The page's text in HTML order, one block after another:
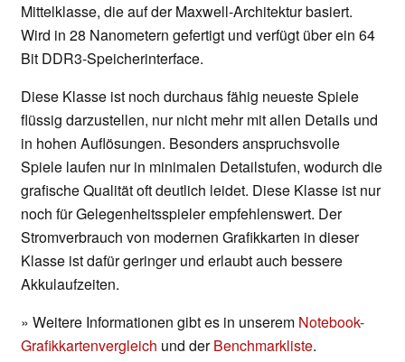
Mittelklasse, die auf der Maxwell-Architektur basiert.
Wird in 28 Nanometern gefertigt und verfügt über ein 64
Bit DDR3-Speicherinterface.
Diese Klasse ist noch durchaus fähig neueste Spiele
flüssig darzustellen, nur nicht mehr mit allen Details und
in hohen Auflösungen. Besonders anspruchsvolle
Spiele laufen nur in minimalen Detailstufen, wodurch die
grafische Qualität oft deutlich leidet. Diese Klasse ist nur
noch für Gelegenheitsspieler empfehlenswert. Der
Stromverbrauch von modernen Grafikkarten in dieser
Klasse ist dafür geringer und erlaubt auch bessere
Akkulaufzeiten.
» Weitere Informationen gibt es in unserem Notebook-
Grafikkartenvergleich und derBenchmarkliste.